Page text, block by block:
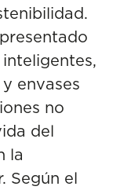
envases
no
del
la
Según el